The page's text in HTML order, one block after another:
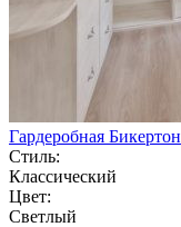
Гардеробная Бикертон
Стиль:
Классический
Цвет:
Светлый